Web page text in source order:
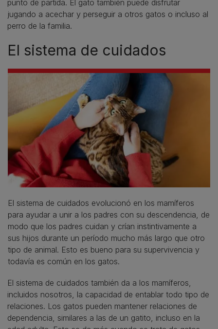
punto de partida. El gato también puede disfrutar
jugando a acechar y perseguir a otros gatos o incluso al
perro de la familia.
El sistema de cuidados
El sistema de cuidados evolucionó en los mamíferos
para ayudar a unir a los padres con su descendencia, de
modo que los padres cuidan y crían instintivamente a
sus hijos durante un período mucho más largo que otro
tipo de animal. Esto es bueno para su supervivencia y
todavía es común en los gatos.
El sistema de cuidados también da a los mamíferos,
incluidos nosotros, la capacidad de entablar todo tipo de
relaciones. Los gatos pueden mantener relaciones de
dependencia, similares a las de un gatito, incluso en la